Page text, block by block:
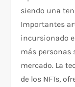
siendo una
Importantes
incursionado
más personas
mercado. La
de los NFTs,